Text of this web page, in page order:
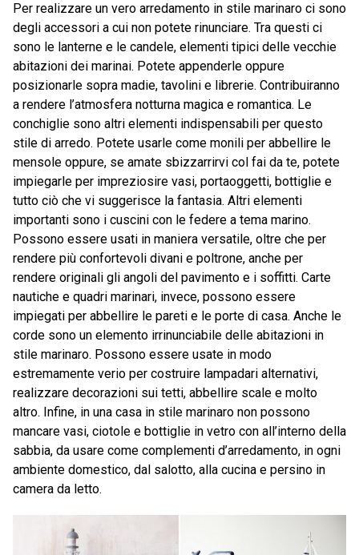
Per realizzare un vero arredamento in stile marinaro ci sono
degli accessori a cui non potete rinunciare. Tra questi ci
sono le lanterne e le candele, elementi tipici delle vecchie
abitazioni dei marinai. Potete appenderle oppure
posizionarle sopra madie, tavolini e librerie. Contribuiranno
a rendere l’atmosfera notturna magica e romantica. Le
conchiglie sono altri elementi indispensabili per questo
stile di arredo. Potete usarle come monili per abbellire le
mensole oppure, se amate sbizzarrirvi col fai da te, potete
impiegarle per impreziosire vasi, portaoggetti, bottiglie e
tutto ciò che vi suggerisce la fantasia. Altri elementi
importanti sono i cuscini con le federe a tema marino.
Possono essere usati in maniera versatile, oltre che per
rendere più confortevoli divani e poltrone, anche per
rendere originali gli angoli del pavimento e i soffitti. Carte
nautiche e quadri marinari, invece, possono essere
impiegati per abbellire le pareti e le porte di casa. Anche le
corde sono un elemento irrinunciabile delle abitazioni in
stile marinaro. Possono essere usate in modo
estremamente verio per costruire lampadari alternativi,
realizzare decorazioni sui tetti, abbellire scale e molto
altro. Infine, in una casa in stile marinaro non possono
mancare vasi, ciotole e bottiglie in vetro con all’interno della
sabbia, da usare come complementi d’arredamento, in ogni
ambiente domestico, dal salotto, alla cucina e persino in
camera da letto.